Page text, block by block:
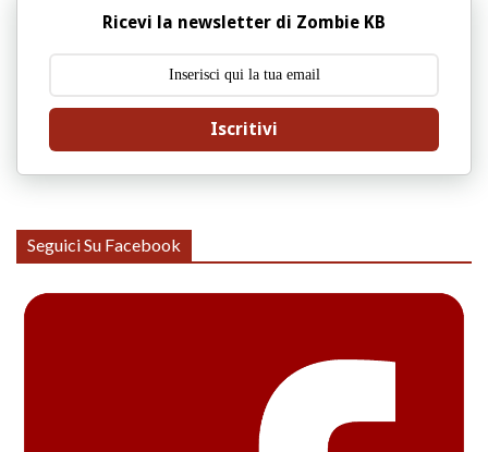
Ricevi la newsletter di Zombie KB
Iscritivi
Seguici Su Facebook